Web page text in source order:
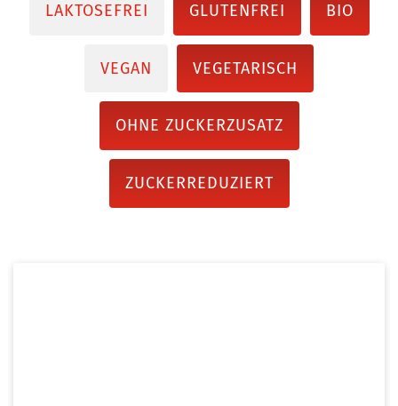
LAKTOSEFREI GLUTENFREI BIO
VEGAN VEGETARISCH
OHNE ZUCKERZUSATZ
ZUCKERREDUZIERT